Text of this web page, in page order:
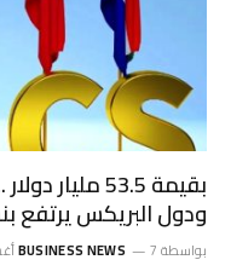
بقيمة 53.5
ودول البريكس يرتفع بنسبة 18.8% في
بواسطة BUSINESS NEWS 7 أغسطس، 2026